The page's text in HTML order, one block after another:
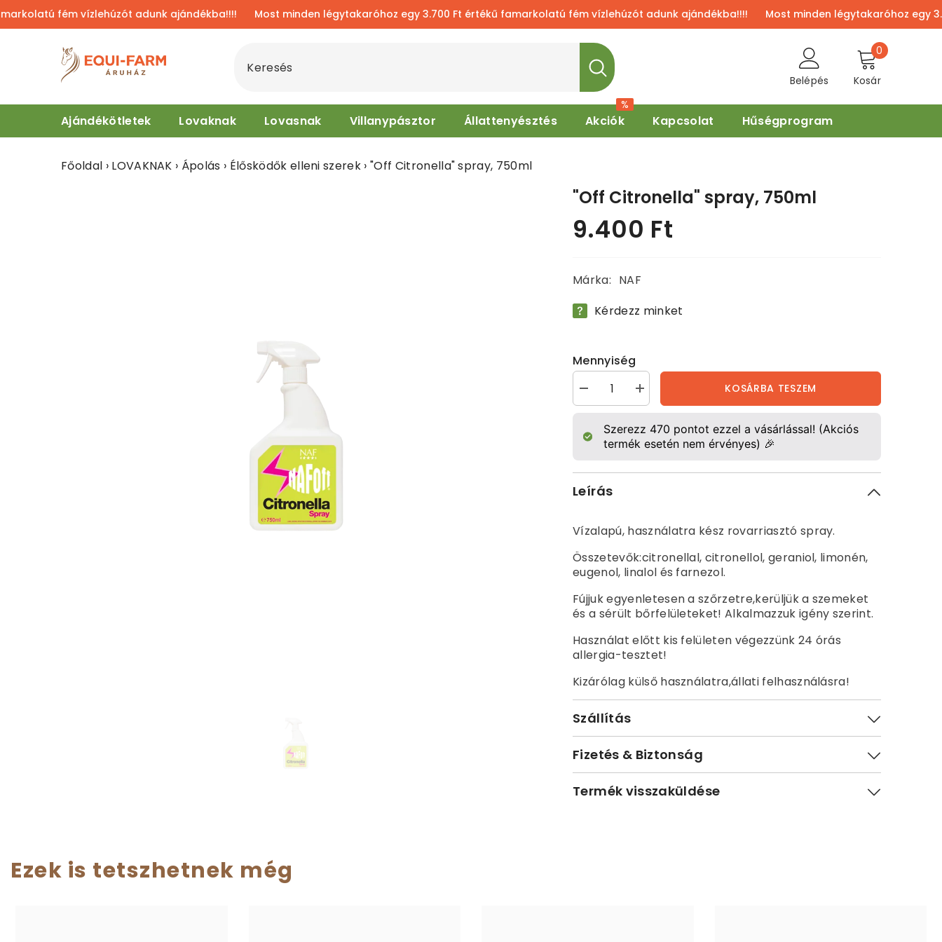
UGRÁS A TARTALOMHOZ
fém vízlehúzót adunk ajándékba!!!! Most minden légytakaróhoz egy 3.700 Ft értékű famarkolatú fém vízlehúzót adunk ajándékba!!!! Most minden légytakaróhoz egy 3.700
Belépés Kosár
0 0
Ajándékötletek Lovaknak Lovasnak Villanypásztor Állattenyésztés Akciók
%
Kapcsolat Hűségprogram
Főoldal › LOVAKNAK › Ápolás › Élősködők elleni szerek › "Off Citronella" spray, 750ml
"Off Citronella" spray, 750ml
Normál
ár
9.400 Ft
Márka: NAF
Kérdezz minket
Mennyiség
&quot;Off
Citronella&quot;
750ml
mennyiségének
csökkentése
&quot;Off
Citronella&quot;
750ml
mennyiségének
növelése
KOSÁRBA TESZEM
Szerezz 470 pontot ezzel a vásárlással! (Akciós
termék esetén nem érvényes) 🎉
Leírás
Vízalapú, használatra kész rovarriasztó spray.
Összetevők:citronellal, citronellol, geraniol, limonén,
eugenol, linalol és farnezol.
Fújjuk egyenletesen a szőrzetre,kerüljük a szemeket
és a sérült bőrfelületeket! Alkalmazzuk igény szerint.
Használat előtt kis felületen végezzünk 24 órás
allergia-tesztet!
Kizárólag külső használatra,állati felhasználásra!
Szállítás
Fizetés & Biztonság
Termék visszaküldése
Ezek is tetszhetnek még